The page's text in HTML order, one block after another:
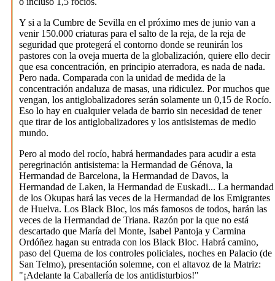
Y si a la Cumbre de Sevilla en el próximo mes de junio van a
venir 150.000 criaturas para el salto de la reja, de la reja de
seguridad que protegerá el contorno donde se reunirán los
pastores con la oveja muerta de la globalización, quiere ello decir
que esa concentración, en principio aterradora, es nada de nada.
Pero nada. Comparada con la unidad de medida de la
concentración andaluza de masas, una ridiculez. Por muchos que
vengan, los antiglobalizadores serán solamente un 0,15 de Rocío.
Eso lo hay en cualquier velada de barrio sin necesidad de tener
que tirar de los antiglobalizadores y los antisistemas de medio
mundo.
Pero al modo del rocío, habrá hermandades para acudir a esta
peregrinación antisistema: la Hermandad de Génova, la
Hermandad de Barcelona, la Hermandad de Davos, la
Hermandad de Laken, la Hermandad de Euskadi... La hermandad
de los Okupas hará las veces de la Hermandad de los Emigrantes
de Huelva. Los Black Bloc, los más famosos de todos, harán las
veces de la Hermandad de Triana. Razón por la que no está
descartado que María del Monte, Isabel Pantoja y Carmina
Ordóñez hagan su entrada con los Black Bloc. Habrá camino,
paso del Quema de los controles policiales, noches en Palacio (de
San Telmo), presentación solemne, con el altavoz de la Matriz:
"¡Adelante la Caballería de los antidisturbios!"